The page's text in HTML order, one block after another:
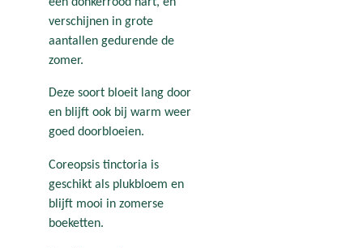
verschijnen in grote
aantallen gedurende de
zomer.
Deze soort bloeit lang door
en blijft ook bij warm weer
goed doorbloeien.
Coreopsis tinctoria is
geschikt als plukbloem en
blijft mooi in zomerse
boeketten.